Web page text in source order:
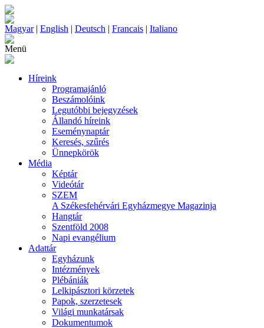
Magyar| English | Deutsch | Francais | Italiano
Menü
Híreink
Programajánló
Beszámolóink
Legutóbbi bejegyzések
Állandó híreink
Eseménynaptár
Keresés, szűrés
Ünnepkörök
Média
Képtár
Videótár
SZEM
A Székesfehérvári Egyházmegye Magazinja
Hangtár
Szentföld 2008
Napi evangélium
Adattár
Egyházunk
Intézmények
Plébániák
Lelkipásztori körzetek
Papok, szerzetesek
Világi munkatársak
Dokumentumok